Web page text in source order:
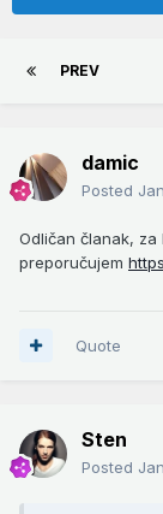
PREV
damic
Posted
Odličan članak, za
preporučujem
Quote
Sten
Posted